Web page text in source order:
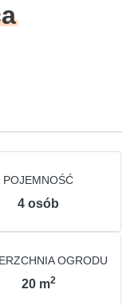
POJEMNOŚĆ
4 osób
OGRODU
20 m2